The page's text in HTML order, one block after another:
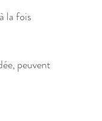
la fois
peuvent